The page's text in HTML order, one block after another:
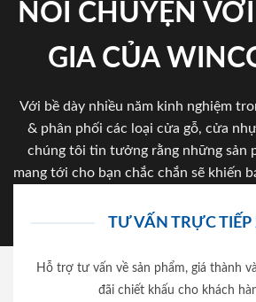
NÓI CHUYỆN
GIA CỦA
Với bề dày nhiều năm kinh nghiệm
& phân phối các loại cửa gỗ, cửa
chúng tôi tin tưởng rằng những sản
mang tới cho bạn chắc chắn sẽ khiến
TƯ VẤN TRỰC
Hỗ trợ tư vấn về sản phẩm, giá thành
đãi chiết khấu cho khách